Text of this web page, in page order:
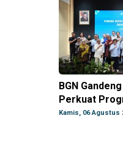
BGN
Perkuat
Kamis, 06 Agustus